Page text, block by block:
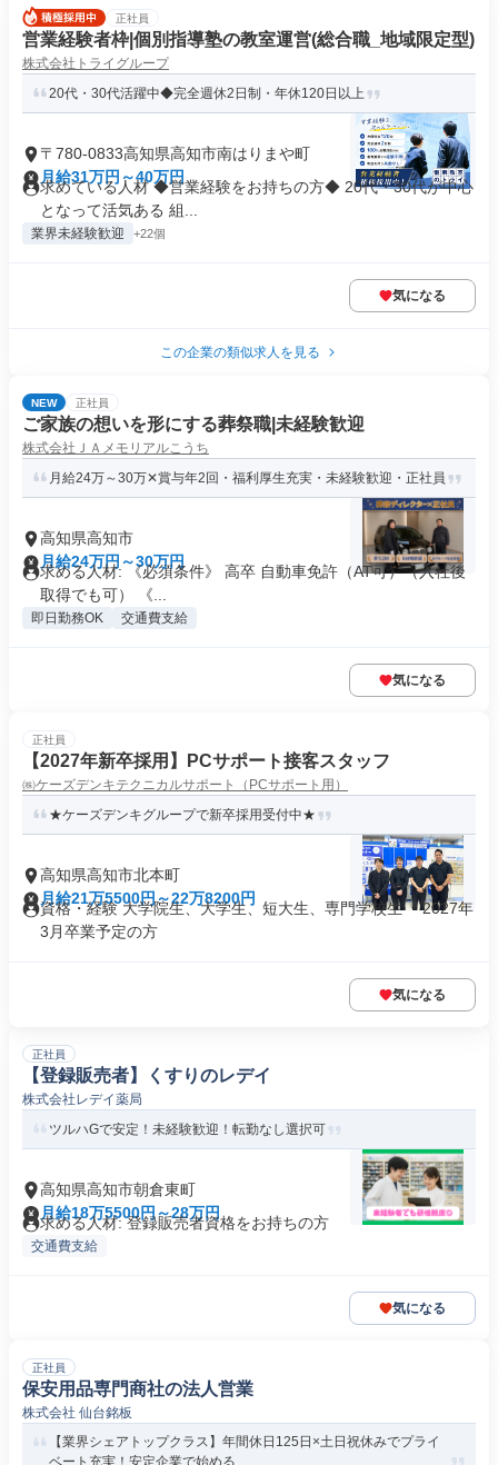
正社員
営業経験者枠|個別指導塾の教室運営(総合職_地域限定型)
株式会社トライグループ
20代・30代活躍中◆完全週休2日制・年休120日以上
〒780-0833高知県高知市南はりまや町
月給31万円～40万円
求めている人材 ◆営業経験をお持ちの方◆ 20代・30代が中心
となって活気ある 組...
業界未経験歓迎 +22個
気になる
この企業の類似求人を見る
NEW 正社員
ご家族の想いを形にする葬祭職|未経験歓迎
株式会社ＪＡメモリアルこうち
月給24万～30万✕賞与年2回・福利厚生充実・未経験歓迎・正社員
高知県高知市
月給24万円～30万円
求める人材: 《必須条件》 高卒 自動車免許（AT可）（入社後
取得でも可） 《...
即日勤務OK 交通費支給
気になる
正社員
【2027年新卒採用】PCサポート接客スタッフ
㈱ケーズデンキテクニカルサポート（PCサポート用）
★ケーズデンキグループで新卒採用受付中★
高知県高知市北本町
月給21万5500円～22万8200円
資格・経験 大学院生、大学生、短大生、専門学校生 ＊2027年
3月卒業予定の方
気になる
正社員
【登録販売者】くすりのレデイ
株式会社レデイ薬局
ツルハGで安定！未経験歓迎！転勤なし選択可
高知県高知市朝倉東町
月給18万5500円～28万円
求める人材: 登録販売者資格をお持ちの方
交通費支給
気になる
正社員
保安用品専門商社の法人営業
株式会社 仙台銘板
【業界シェアトップクラス】年間休日125日×土日祝休みでプライ
ベート充実！安定企業で始める...